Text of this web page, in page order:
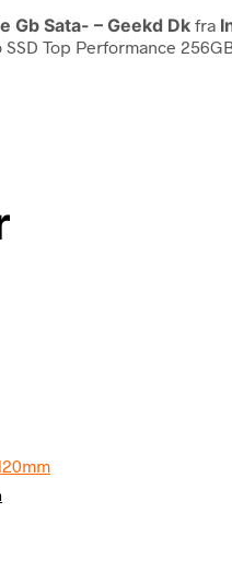
Gb Sata- – Geekd Dk fra
Top Performance